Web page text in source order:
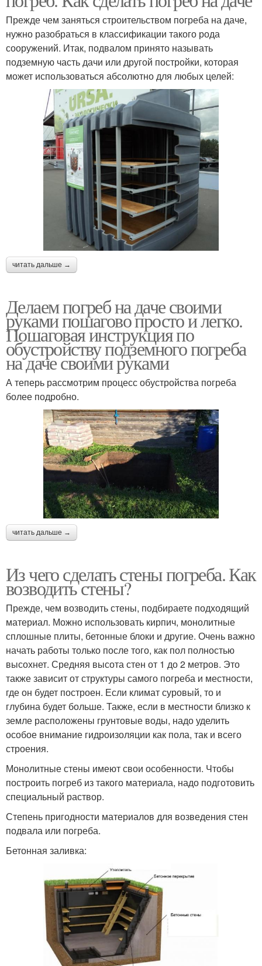
Прежде чем заняться строительством погреба на даче,
нужно разобраться в классификации такого рода
сооружений. Итак, подвалом принято называть
подземную часть дачи или другой постройки, которая
может использоваться абсолютно для любых целей:
читать дальше →
Делаем погреб на даче своими
руками пошагово просто и легко.
Пошаговая инструкция по
обустройству подземного погреба
на даче своими руками
А теперь рассмотрим процесс обустройства погреба
более подробно.
читать дальше →
Из чего сделать стены погреба. Как
возводить стены?
Прежде, чем возводить стены, подбираете подходящий
материал. Можно использовать кирпич, монолитные
сплошные плиты, бетонные блоки и другие. Очень важно
начать работы только после того, как пол полностью
высохнет. Средняя высота стен от 1 до 2 метров. Это
также зависит от структуры самого погреба и местности,
где он будет построен. Если климат суровый, то и
глубина будет больше. Также, если в местности близко к
земле расположены грунтовые воды, надо уделить
особое внимание гидроизоляции как пола, так и всего
строения.
Монолитные стены имеют свои особенности. Чтобы
построить погреб из такого материала, надо подготовить
специальный раствор.
Степень пригодности материалов для возведения стен
подвала или погреба.
Бетонная заливка: